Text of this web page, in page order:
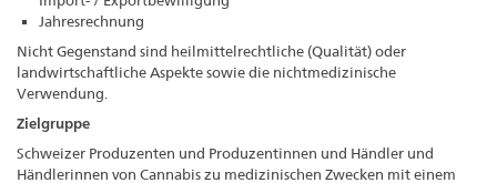
Jahresrechnung
Nicht Gegenstand sind heilmittelrechtliche (Qualität) oder
landwirtschaftliche Aspekte sowie die nichtmedizinische
Verwendung.
Zielgruppe
Schweizer Produzenten und Produzentinnen und Händler und
Händlerinnen von Cannabis zu medizinischen Zwecken mit einem